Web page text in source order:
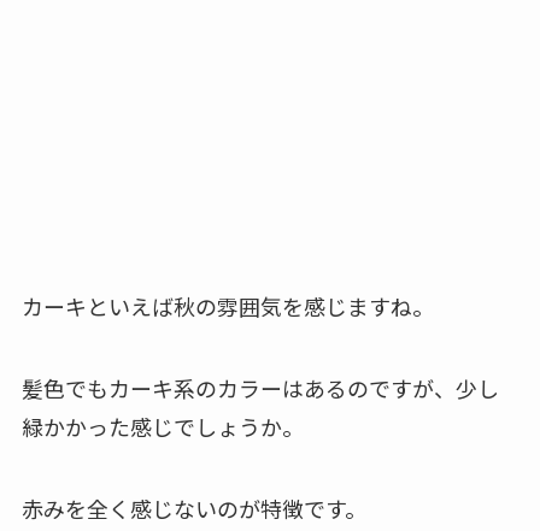
カーキといえば秋の雰囲気を感じますね。
髪色でもカーキ系のカラーはあるのですが、少し
緑かかった感じでしょうか。
赤みを全く感じないのが特徴です。